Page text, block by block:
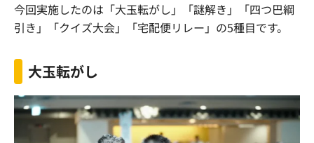
今回実施したのは「大玉転がし」「謎解き」「四つ巴綱
引き」「クイズ大会」「宅配便リレー」の5種目です。
大玉転がし